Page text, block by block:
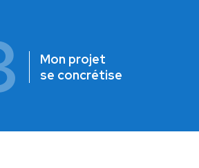
Mon projet
se concrétise